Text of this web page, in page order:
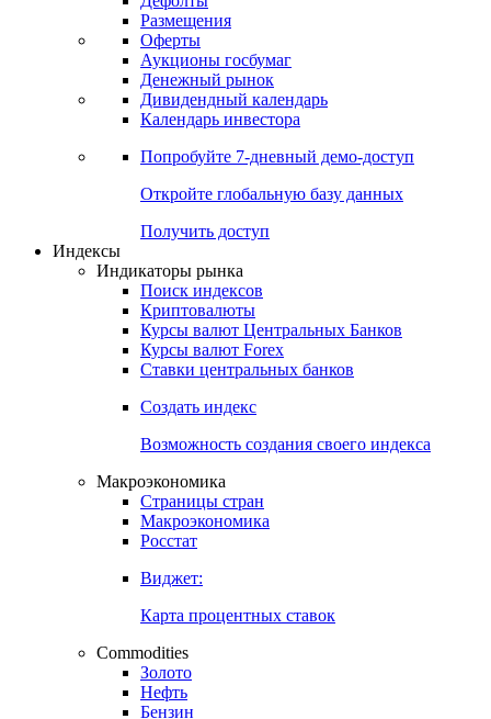
Получить доступ
Календарь
Календарь событий
Дефолты
Размещения
Оферты
Денежный рынок
Календарь инвестора
Попробуйте7-дневный
Откройте глобальную базу данных
Получить доступ
Индикаторы рынка
Поиск индексов
Курсы валют Центральных Банков
Ставки центральных банков
Создать индекс
Возможность создания своего индекса
Страницы стран
Росстат
Виджет:
Карта процентных ставок